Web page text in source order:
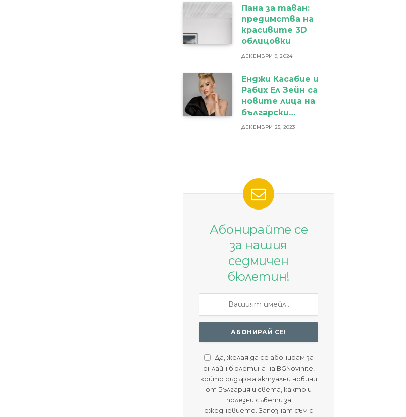
Пана за таван:
предимства на
красивите 3D
облицовки
ДЕКЕМВРИ 9, 2024
Енджи Касабие и
Рабих Ел Зейн са
новите лица на
български
бижутериен бранд
ДЕКЕМВРИ 25, 2023
Абонирайте се
за нашия
седмичен
бюлетин!
Да, желая да се абонирам за
онлайн бюлетина на BGNovinite,
който съдържа актуални новини
от България и света, както и
полезни съвети за
ежедневието. Запознат съм с